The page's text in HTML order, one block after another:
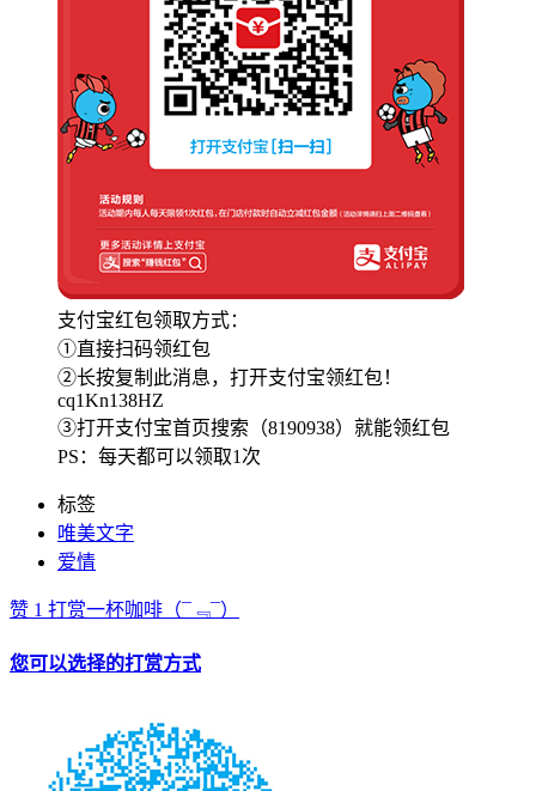
支付宝红包领取方式：
①直接扫码领红包
②长按复制此消息，打开支付宝领红包！
cq1Kn138HZ
③打开支付宝首页搜索（8190938）就能领红包
PS：每天都可以领取1次
标签
唯美文字
爱情
赞 1 打赏一杯咖啡 （¯﹃¯）
您可以选择的打赏方式